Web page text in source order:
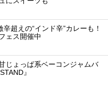
超えの“インド辛”カレーも！
ェス開催中
じょっぱ系ベーコンジャムバ
』